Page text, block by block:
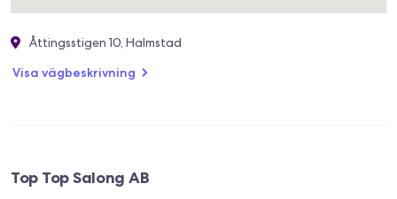
Åttingsstigen 10, Halmstad
Visa vägbeskrivning
Top Top Salong AB